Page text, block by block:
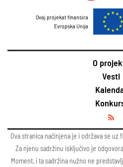
Ovaj projekat finansira
Evropska Unija
O
Vesti
Ova stranica načinjena je i održava se
Za njenu sadržinu isključivo je
Moment, i ta sadržina nužno ne